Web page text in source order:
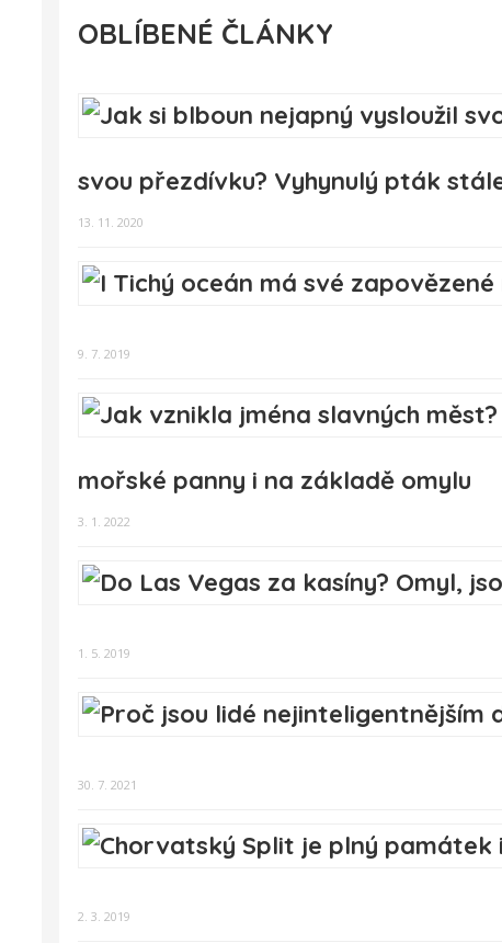
OBLÍBENÉ ČLÁNKY
svou přezdívku? Vyhynulý pták
13. 11. 2020
9. 7. 2019
mořské panny i na základě omylu
3. 1. 2022
1. 5. 2019
30. 7. 2021
2. 3. 2019